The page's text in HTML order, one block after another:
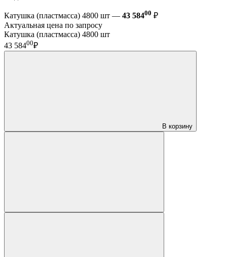
Катушка (пластмасса) 4800 шт — 43 58400 ₽
Актуальная цена по запросу
Катушка (пластмасса) 4800 шт
43 58400₽
В корзину